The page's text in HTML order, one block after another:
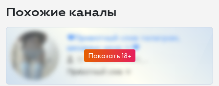
Похожие каналы
Показать 18+
❤Приватный слив телеграм,
шкодных шкур тг❤
57 •
Приватный слив тг